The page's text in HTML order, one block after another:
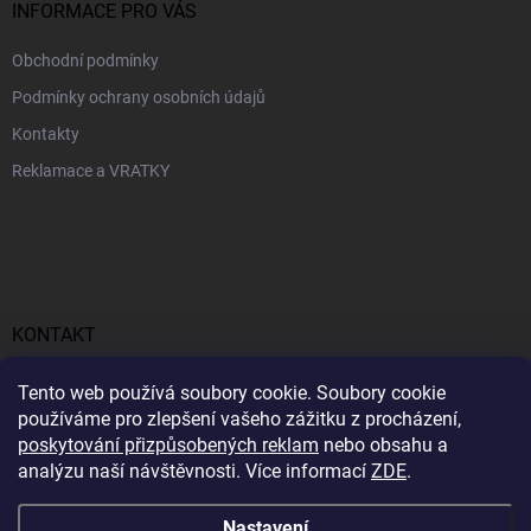
Tento web používá soubory cookie. Soubory cookie
používáme pro zlepšení vašeho zážitku z procházení,
poskytování přizpůsobených reklam nebo obsahu a
analýzu naší návštěvnosti. Více informací ZDE.
INFORMACE PRO VÁS
Obchodní podmínky
Podmínky ochrany osobních údajů
Kontakty
Reklamace a VRATKY
KONTAKT
obchod@profitent.cz
+420770645768
https://www.facebook.com/profitent.sk/